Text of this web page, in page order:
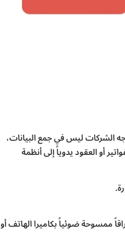
الشركات ليس في جمع البيانات،
أو العقود يدوياً إلى أنظمة
ممسوحة ضوئياً بكاميرا الهاتف أو